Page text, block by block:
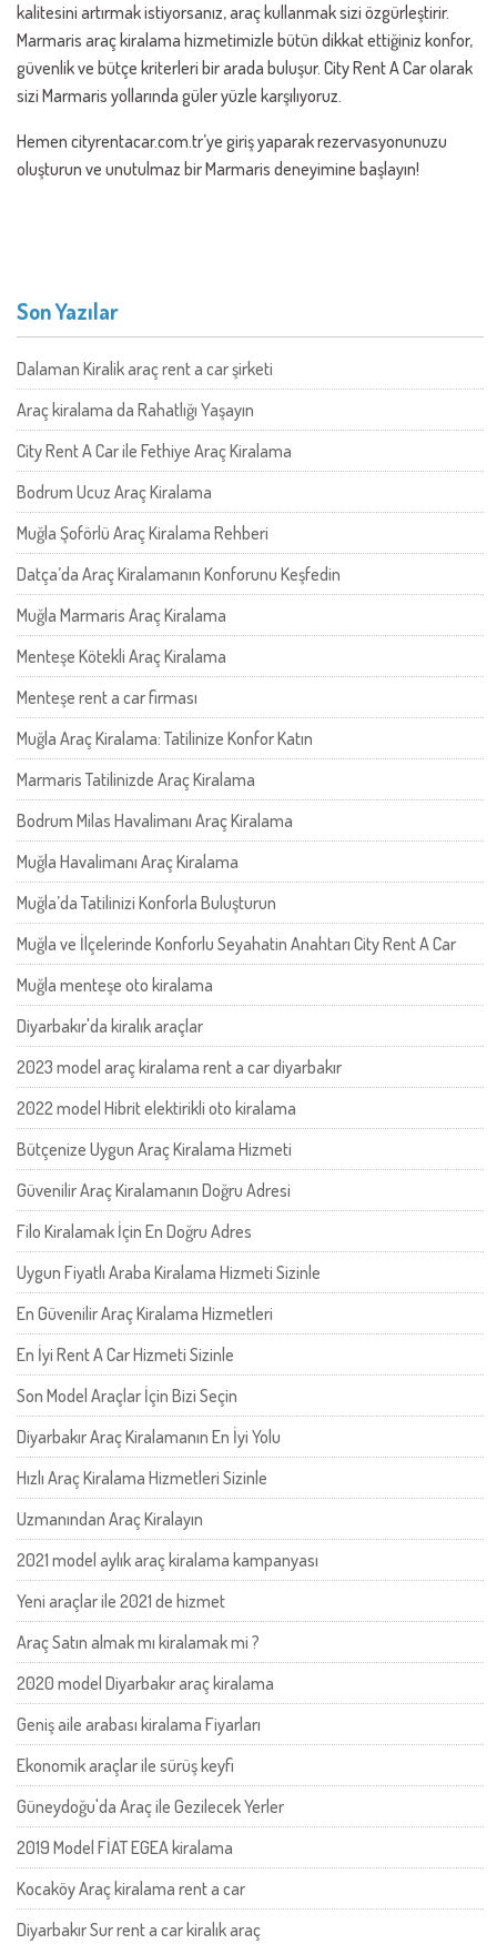
kalitesini artırmak istiyorsanız, araç kullanmak sizi özgürleştirir.
Marmaris araç kiralama hizmetimizle bütün dikkat ettiğiniz konfor,
güvenlik ve bütçe kriterleri bir arada buluşur. City Rent A Car olarak
sizi Marmaris yollarında güler yüzle karşılıyoruz.
Hemen cityrentacar.com.tr’ye giriş yaparak rezervasyonunuzu
oluşturun ve unutulmaz bir Marmaris deneyimine başlayın!
Son Yazılar
Dalaman Kiralik araç rent a car şirketi
Araç kiralama da Rahatlığı Yaşayın
City Rent A Car ile Fethiye Araç Kiralama
Bodrum Ucuz Araç Kiralama
Muğla Şoförlü Araç Kiralama Rehberi
Datça’da Araç Kiralamanın Konforunu Keşfedin
Muğla Marmaris Araç Kiralama
Menteşe Kötekli Araç Kiralama
Menteşe rent a car firması
Muğla Araç Kiralama: Tatilinize Konfor Katın
Marmaris Tatilinizde Araç Kiralama
Bodrum Milas Havalimanı Araç Kiralama
Muğla Havalimanı Araç Kiralama
Muğla’da Tatilinizi Konforla Buluşturun
Muğla ve İlçelerinde Konforlu Seyahatin Anahtarı City Rent A Car
Muğla menteşe oto kiralama
Diyarbakır'da kiralık araçlar
2023 model araç kiralama rent a car diyarbakır
2022 model Hibrit elektirikli oto kiralama
Bütçenize Uygun Araç Kiralama Hizmeti
Güvenilir Araç Kiralamanın Doğru Adresi
Filo Kiralamak İçin En Doğru Adres
Uygun Fiyatlı Araba Kiralama Hizmeti Sizinle
En Güvenilir Araç Kiralama Hizmetleri
En İyi Rent A Car Hizmeti Sizinle
Son Model Araçlar İçin Bizi Seçin
Diyarbakır Araç Kiralamanın En İyi Yolu
Hızlı Araç Kiralama Hizmetleri Sizinle
Uzmanından Araç Kiralayın
2021 model aylık araç kiralama kampanyası
Yeni araçlar ile 2021 de hizmet
Araç Satın almak mı kiralamak mi ?
2020 model Diyarbakır araç kiralama
Geniş aile arabası kiralama Fiyarları
Ekonomik araçlar ile sürüş keyfi
Güneydoğu'da Araç ile Gezilecek Yerler
2019 Model FİAT EGEA kiralama
Kocaköy Araç kiralama rent a car
Diyarbakır Sur rent a car kiralık araç